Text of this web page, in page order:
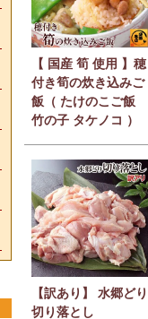
【 国産 筍 使用 】穂
付き筍の炊き込みご
飯（ たけのこご飯
竹の子 タケノコ ）
【訳あり】 水郷どり
切り落とし